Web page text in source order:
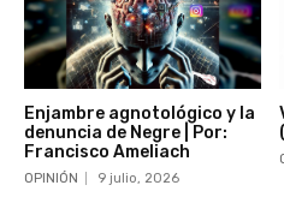
Enjambre agnotológico y la
denuncia de Negre | Por:
Francisco Ameliach
OPINIÓN 9 julio, 2026